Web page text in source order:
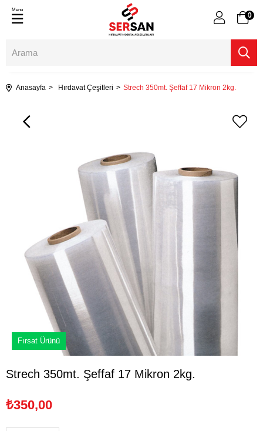
0
Menu
Anasayfa Hırdavat Çeşitleri Strech 350mt. Şeffaf 17 Mikron 2kg.
Fırsat Ürünü
Strech 350mt. Şeffaf 17 Mikron 2kg.
₺350,00